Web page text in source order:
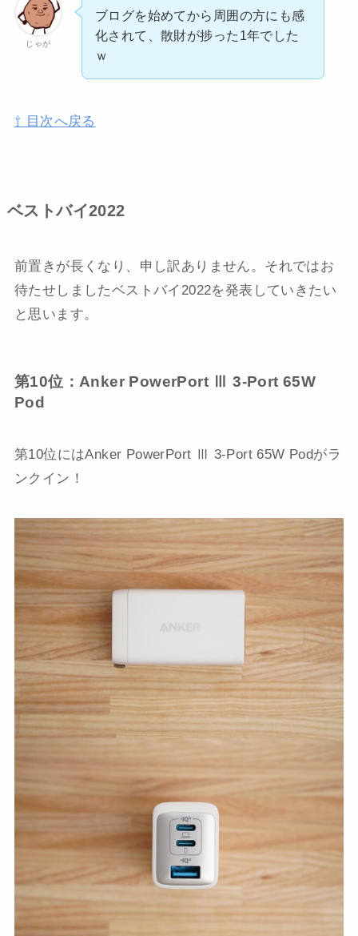
じゃが
ブログを始めてから周囲の方にも感
化されて、散財が捗った1年でした
ｗ
⇧ 目次へ戻る
ベストバイ2022
前置きが長くなり、申し訳ありません。それではお
待たせしましたベストバイ2022を発表していきたい
と思います。
第10位：Anker PowerPort Ⅲ 3-Port 65W
Pod
第10位にはAnker PowerPort Ⅲ 3-Port 65W Podがラ
ンクイン！